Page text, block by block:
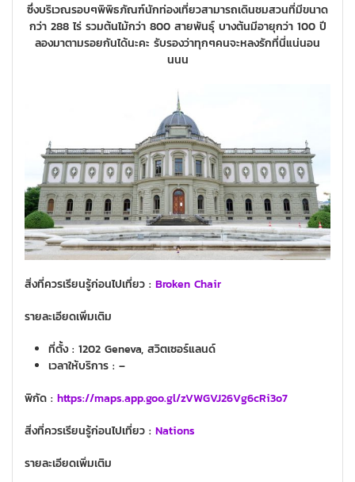
ซึ่งบริเวณรอบๆพิพิธภัณฑ์นักท่องเที่ยวสามารถเดินชมสวนที่มีขนาด
กว่า 288 ไร่ รวมต้นไม้กว่า 800 สายพันธุ์ บางต้นมีอายุกว่า 100 ปี
ลองมาตามรอยกันได้นะคะ รับรองว่าทุกๆคนจะหลงรักที่นี่แน่นอน
นนน
สิ่งที่ควรเรียนรู้ก่อนไปเที่ยว : Broken Chair
รายละเอียดเพิ่มเติม
ที่ตั้ง : 1202 Geneva, สวิตเซอร์แลนด์
เวลาให้บริการ : –
พิกัด : https://maps.app.goo.gl/zVWGVJ26Vg6cRi3o7
สิ่งที่ควรเรียนรู้ก่อนไปเที่ยว : Nations
รายละเอียดเพิ่มเติม